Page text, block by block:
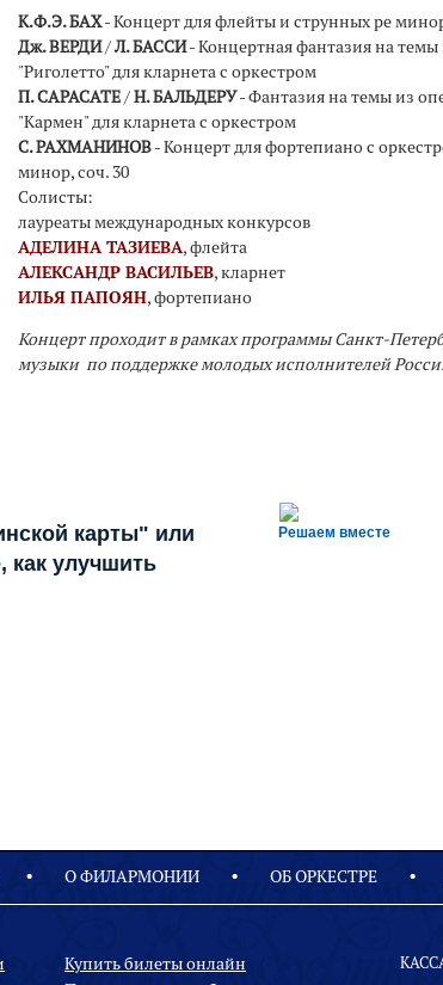
К.Ф.Э. БАХ- Концерт для флейты и струнных ре
Дж. ВЕРДИ/Л. БАССИ- Концертная фантазия на
"Риголетто" для кларнета с оркестром
П. САРАСАТЕ/Н. БАЛЬДЕРУ- Фантазия на темы из
"Кармен" для кларнета с оркестром
С. РАХМАНИНОВ- Концерт для фортепиано с
минор, соч. 30
Солисты:
лауреаты международных конкурсов
АДЕЛИНА ТАЗИЕВА, флейта
АЛЕКСАНДР ВАСИЛЬЕВ, кларнет
ИЛЬЯ ПАПОЯН, фортепиано
Концерт проходит в рамках программы Санкт-
музыки по поддержке молодых исполнителей
Решаем вместе
карты" или
как улучшить
О ФИЛАРМОНИИ OБ ОРКЕСТРЕ
Купить билеты онлайн